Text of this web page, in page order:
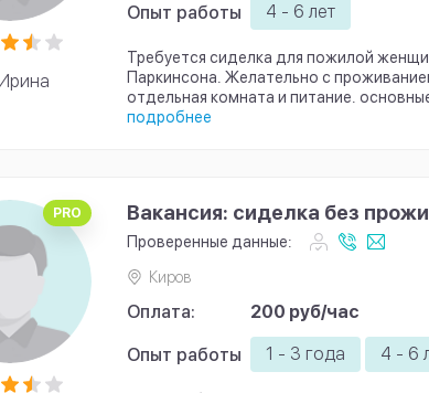
Опыт работы 4 - 6 лет
Требуется сиделка для пожилой
Паркинсона. Желательно с
отдельная комната и питание.
подробнее
PRO Вакансия: сиделка без
Проверенные данные:
Киров
Оплата: 200 руб/час
Опыт работы 1 - 3 года 4 - 6